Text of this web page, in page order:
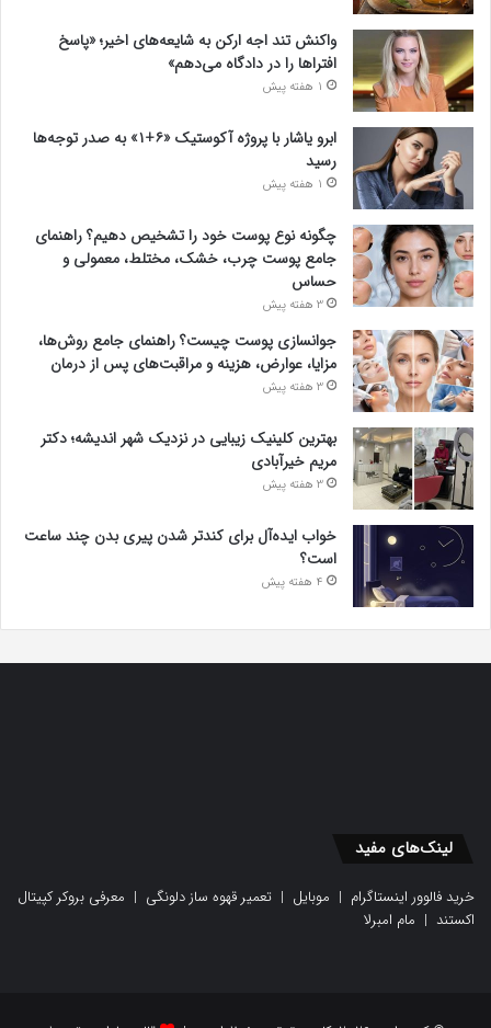
واکنش تند اجه ارکن به شایعه‌های اخیر؛ «پاسخ
افتراها را در دادگاه می‌دهم»
1 هفته پیش
ابرو یاشار با پروژه آکوستیک «۶+۱» به صدر توجه‌ها
رسید
1 هفته پیش
چگونه نوع پوست خود را تشخیص دهیم؟ راهنمای
جامع پوست چرب، خشک، مختلط، معمولی و
حساس
3 هفته پیش
جوانسازی پوست چیست؟ راهنمای جامع روش‌ها،
مزایا، عوارض، هزینه و مراقبت‌های پس از درمان
3 هفته پیش
بهترین کلینیک زیبایی در نزدیک شهر اندیشه؛ دکتر
مریم خیرآبادی
3 هفته پیش
خواب ایده‌آل برای کندتر شدن پیری بدن چند ساعت
است؟
4 هفته پیش
لینک‌های مفید
خرید فالوور اینستاگرام | موبایل | تعمیر قهوه ساز دلونگی | معرفی بروکر کپیتال
اکستند | مام امبرلا